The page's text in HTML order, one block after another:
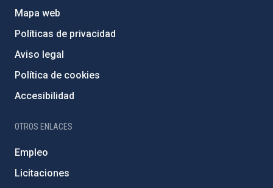
Mapa web
Políticas de privacidad
Aviso legal
Política de cookies
Accesibilidad
OTROS ENLACES
Empleo
Licitaciones